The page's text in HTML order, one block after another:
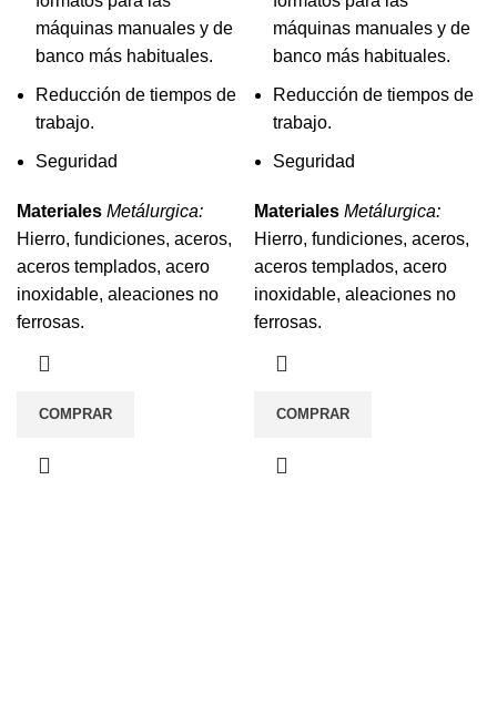
máquinas manuales y de
banco más habituales.
Reducción de tiempos de
trabajo.
Seguridad
Materiales Metálurgica:
Hierro, fundiciones, aceros,
aceros templados, acero
inoxidable, aleaciones no
ferrosas.
COMPRAR
máquinas manuales y de
banco más habituales.
Reducción de tiempos de
trabajo.
Seguridad
Materiales Metálurgica:
Hierro, fundiciones, aceros,
aceros templados, acero
inoxidable, aleaciones no
ferrosas.
COMPRAR